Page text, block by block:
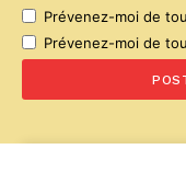
Prévenez-moi de
Prévenez-moi de